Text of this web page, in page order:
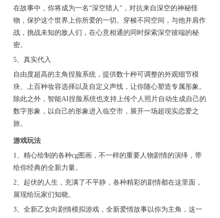
在故事中，你将成为一名“深空猎人”，对抗来自深空的神秘怪
物，保护这个世界上你所爱的一切。穿梭不同空间，与他并肩作
战，挑战未知的敌人们，在心意相通的同时探索深空彼端的秘
密。
5、真实代入
自由度超高的主角捏脸系统，提供数十种可调整的外观细节模
块、上百种妆容选择以及自定义声线，让你随心塑造专属形象。
除此之外，智能AI捏脸系统也支持上传个人照片自动生成自己的
数字形象，以自己的形象进入临空市，展开一场超现实恋爱之
旅。
游戏玩法
1、精心绘制的各种cg图画，不一样的重要人物剧情的演绎，带
给你经典的全新力量。
2、起伏的人生，充满了不平静，各种精彩的剧情都在这里面，
展现给玩家们知晓。
3、全新乙女向剧情模拟游戏，全新爱情故事以你为主角，这一